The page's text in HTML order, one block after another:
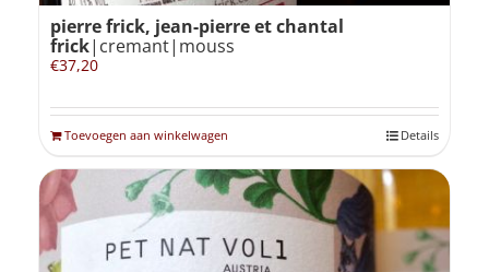
pierre frick, jean-pierre et chantal
frick|cremant|mouss
€37,20
Toevoegen aan winkelwagen Details